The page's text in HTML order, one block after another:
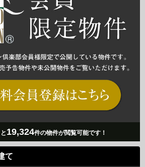
19,324件の物件が閲覧可能です！
て